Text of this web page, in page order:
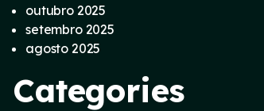
outubro 2025
setembro 2025
agosto 2025
Categories